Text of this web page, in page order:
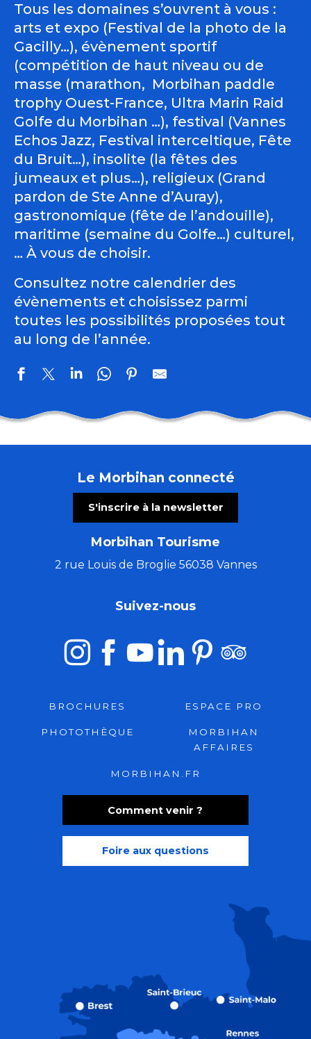
Tous les domaines s’ouvrent à vous :
arts et expo (Festival de la photo de la
Gacilly…), évènement sportif
(compétition de haut niveau ou de
masse (marathon, Morbihan paddle
trophy Ouest-France, Ultra Marin Raid
Golfe du Morbihan …), festival (Vannes
Echos Jazz, Festival interceltique, Fête
du Bruit…), insolite (la fêtes des
jumeaux et plus…), religieux (Grand
pardon de Ste Anne d’Auray),
gastronomique (fête de l’andouille),
maritime (semaine du Golfe…) culturel,
… À vous de choisir.
Consultez notre calendrier des
évènements et choisissez parmi
toutes les possibilités proposées tout
au long de l’année.
Convention du Disque
Vide grenier à Saint Pïerre Quiberon
Marché de créateurs
Lieux mouvants
Conférence : Levons les yeux pour voir la peinture
Fête des vieux métiers: 23éme édition
Le Morbihan connecté
S'inscrire à la newsletter
Morbihan Tourisme
2 rue Louis de Broglie 56038 Vannes
Comment venir ?
Foire aux questions
Suivez-nous
BROCHURES ESPACE PRO
PHOTOTHÈQUE
MORBIHAN
AFFAIRES
MORBIHAN.FR